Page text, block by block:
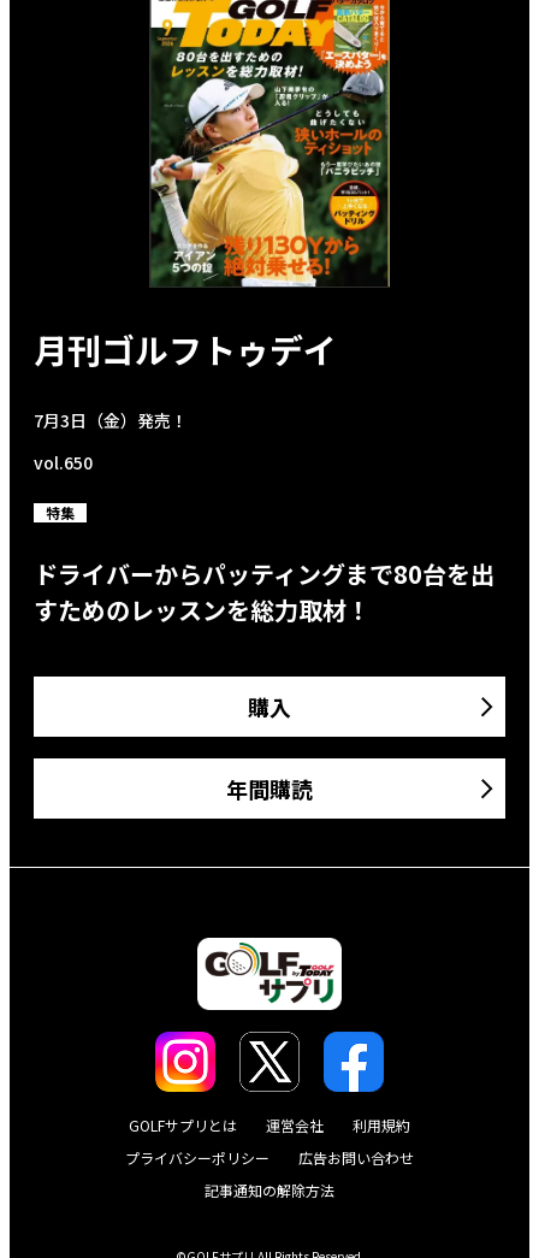
月刊ゴルフトゥデイ
7月3日（金）発売！
vol.650
特集
ドライバーからパッティングまで80台を出
すためのレッスンを総力取材！
購入
年間購読
GOLFサプリとは 運営会社
利用規約
プライバシーポリシー
広告お問い合わせ
記事通知の解除方法